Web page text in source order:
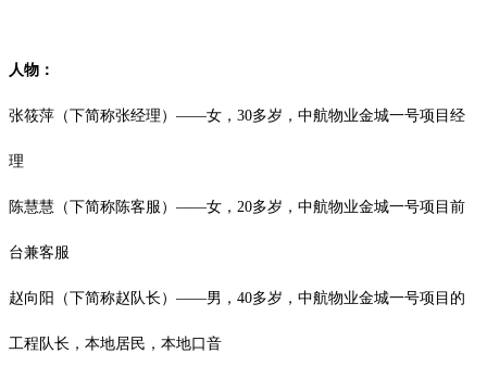
人物：
张筱萍（下简称张经理） ——女，30多岁，中航物业金城一号项目经
理
陈慧慧（下简称陈客服） ——女，20多岁，中航物业金城一号项目前
台兼客服
赵向阳（下简称赵队长） ——男，40多岁，中航物业金城一号项目的
工程队长，本地居民，本地口音